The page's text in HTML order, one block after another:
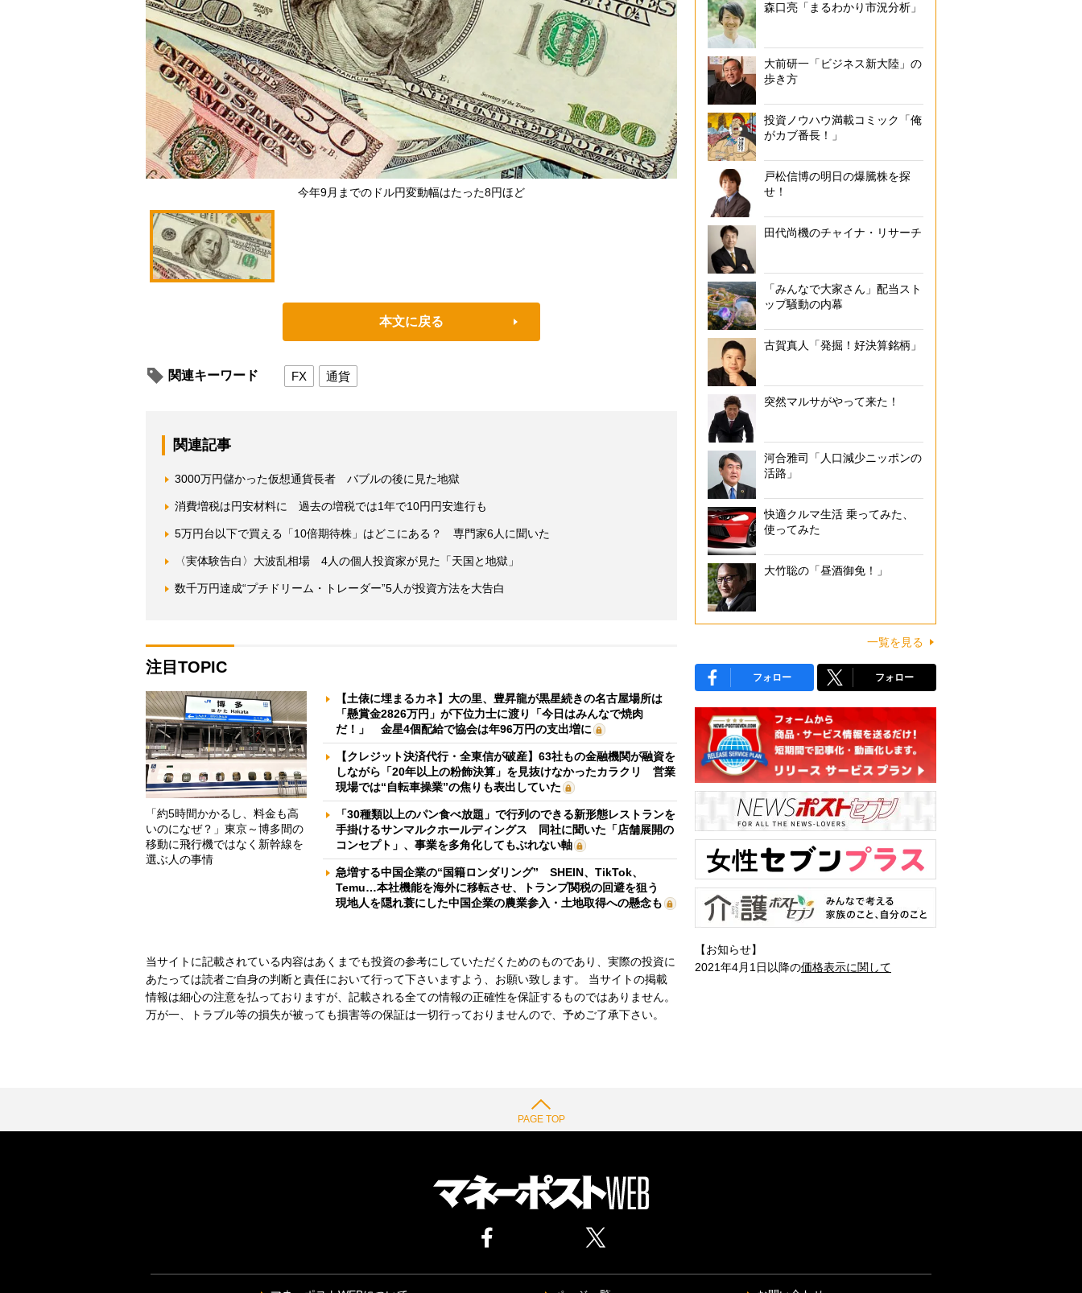
今年9月までのドル円変動幅はたった8円ほど
本文に戻る
関連キーワード FX 通貨
関連記事
3000万円儲かった仮想通貨長者 バブルの後に見た地獄
消費増税は円安材料に 過去の増税では1年で10円円安進行も
5万円台以下で買える「10倍期待株」はどこにある？ 専門家6人に聞いた
〈実体験告白〉大波乱相場 4人の個人投資家が見た「天国と地獄」
数千万円達成“プチドリーム・トレーダー”5人が投資方法を大告白
注目TOPIC
「約5時間かかるし、料金も高
いのになぜ？」東京～博多間の
移動に飛行機ではなく新幹線を
選ぶ人の事情
【土俵に埋まるカネ】大の里、豊昇龍が黒星続きの名古屋場所は
「懸賞金2826万円」が下位力士に渡り「今日はみんなで焼肉
だ！」 金星4個配給で協会は年96万円の支出増に
【クレジット決済代行・全東信が破産】63社もの金融機関が融資を
しながら「20年以上の粉飾決算」を見抜けなかったカラクリ 営業
現場では“自転車操業”の焦りも表出していた
「30種類以上のパン食べ放題」で行列のできる新形態レストランを
手掛けるサンマルクホールディングス 同社に聞いた「店舗展開の
コンセプト」、事業を多角化してもぶれない軸
急増する中国企業の“国籍ロンダリング” SHEIN、TikTok、
Temu…本社機能を海外に移転させ、トランプ関税の回避を狙う
現地人を隠れ蓑にした中国企業の農業参入・土地取得への懸念も
当サイトに記載されている内容はあくまでも投資の参考にしていただくためのものであり、実際の投資に
あたっては読者ご自身の判断と責任において行って下さいますよう、お願い致します。 当サイトの掲載
情報は細心の注意を払っておりますが、記載される全ての情報の正確性を保証するものではありません。
万が一、トラブル等の損失が被っても損害等の保証は一切行っておりませんので、予めご了承下さい。
森口亮「まるわかり市況分析」
大前研一「ビジネス新大陸」の
歩き方
投資ノウハウ満載コミック「俺
がカブ番長！」
戸松信博の明日の爆騰株を探
せ！
田代尚機のチャイナ・リサーチ
「みんなで大家さん」配当スト
ップ騒動の内幕
古賀真人「発掘！好決算銘柄」
突然マルサがやって来た！
河合雅司「人口減少ニッポンの
活路」
快適クルマ生活 乗ってみた、
使ってみた
大竹聡の「昼酒御免！」
一覧を見る
フォロー フォロー
【お知らせ】
2021年4月1日以降の価格表示に関して
PAGE TOP